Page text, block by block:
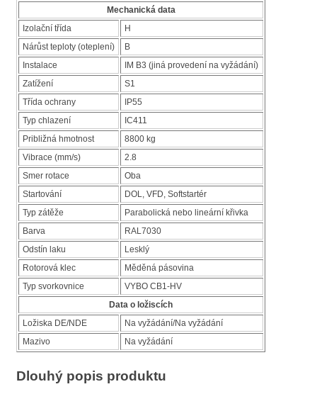
Mechanická data
Izolační třída
H
Nárůst teploty (oteplení)
B
Instalace
IM B3 (jiná provedení na vyžádání)
Zatížení
S1
Třída ochrany
IP55
Typ chlazení
IC411
Približná hmotnost
8800 kg
Vibrace (mm/s)
2.8
Smer rotace
Oba
Startování
DOL, VFD, Softstartér
Typ zátěže
Parabolická nebo lineární křivka
Barva
RAL7030
Odstín laku
Lesklý
Rotorová klec
Měděná pásovina
Typ svorkovnice
VYBO CB1-HV
Data o ložiscích
Ložiska DE/NDE
Na vyžádání/Na vyžádání
Mazivo
Na vyžádání
Dlouhý popis produktu